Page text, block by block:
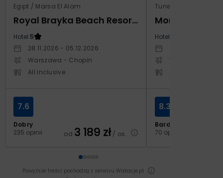
Egipt / Marsa El Alam
Royal Brayka Beach Resort (ex Zee Brayka)
Hotel:5
28.11.2026 - 05.12.2026
Warszawa - Chopin
All Inclusive
Dobry
235 opinii
7.6
od 3 189 zł/ os.
Tunezja / Al-
Monarque El
Hotel:
Warszawa -
Bardzo dobry
70 opinii
8.3
Powyższe treści pochodzą z serwisu Wakacje.pl